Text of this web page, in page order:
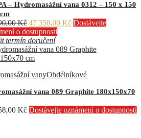
– Hydromasážní vana 0312 – 150 x 150
Kč Původní
cena
byla:
49
990,00 Kč.
47 350,00 KčAktuální
47
Dostávejte
o dostupnosti
termín doručení
vanyObdélníkové
vana 089 Graphite 180x150x70
Kč Dostávejte oznámení o dostupnosti